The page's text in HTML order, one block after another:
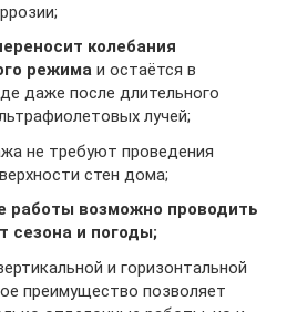
колебания
режима и остаётся в
даже после длительного
лучей;
не требуют проведения
стен дома;
работы возможно проводить
сезона и погоды;
и горизонтальной
преимущество позволяет